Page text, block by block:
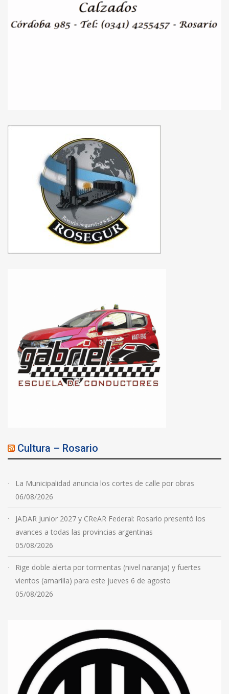
Cultura – Rosario
La Municipalidad anuncia los cortes de calle por obras
06/08/2026
JADAR Junior 2027 y CReAR Federal: Rosario presentó los
avances a todas las provincias argentinas
05/08/2026
Rige doble alerta por tormentas (nivel naranja) y fuertes
vientos (amarilla) para este jueves 6 de agosto
05/08/2026